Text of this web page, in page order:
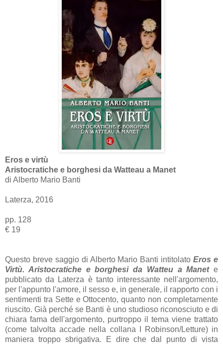
Eros e virtù
Aristocratiche e borghesi da Watteau a Manet
di Alberto Mario Banti
Laterza, 2016
pp. 128
€ 19
Questo breve saggio di Alberto Mario Banti intitolatoEros e
Virtù. Aristocratiche e borghesi da Watteu a Manet e
pubblicato da Laterza è tanto interessante nell'argomento,
per l'appunto l'amore, il sesso e, in generale, il rapporto con i
sentimenti tra Sette e Ottocento, quanto non completamente
riuscito. Già perché se Banti è uno studioso riconosciuto e di
chiara fama dell'argomento, purtroppo il tema viene trattato
(come talvolta accade nella collana I Robinson/Letture) in
maniera troppo sbrigativa. E dire che dal punto di vista